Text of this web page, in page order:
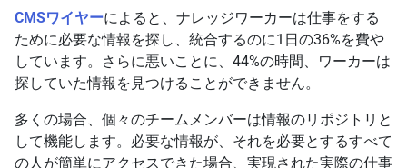
CMSワイヤーによると、ナレッジワーカーは仕事をする
ために必要な情報を探し、統合するのに1日の36%を費や
しています。さらに悪いことに、44%の時間、ワーカーは
探していた情報を見つけることができません。
多くの場合、個々のチームメンバーは情報のリポジトリと
して機能します。必要な情報が、それを必要とするすべて
の人が簡単にアクセスできた場合、実現された実際の仕事